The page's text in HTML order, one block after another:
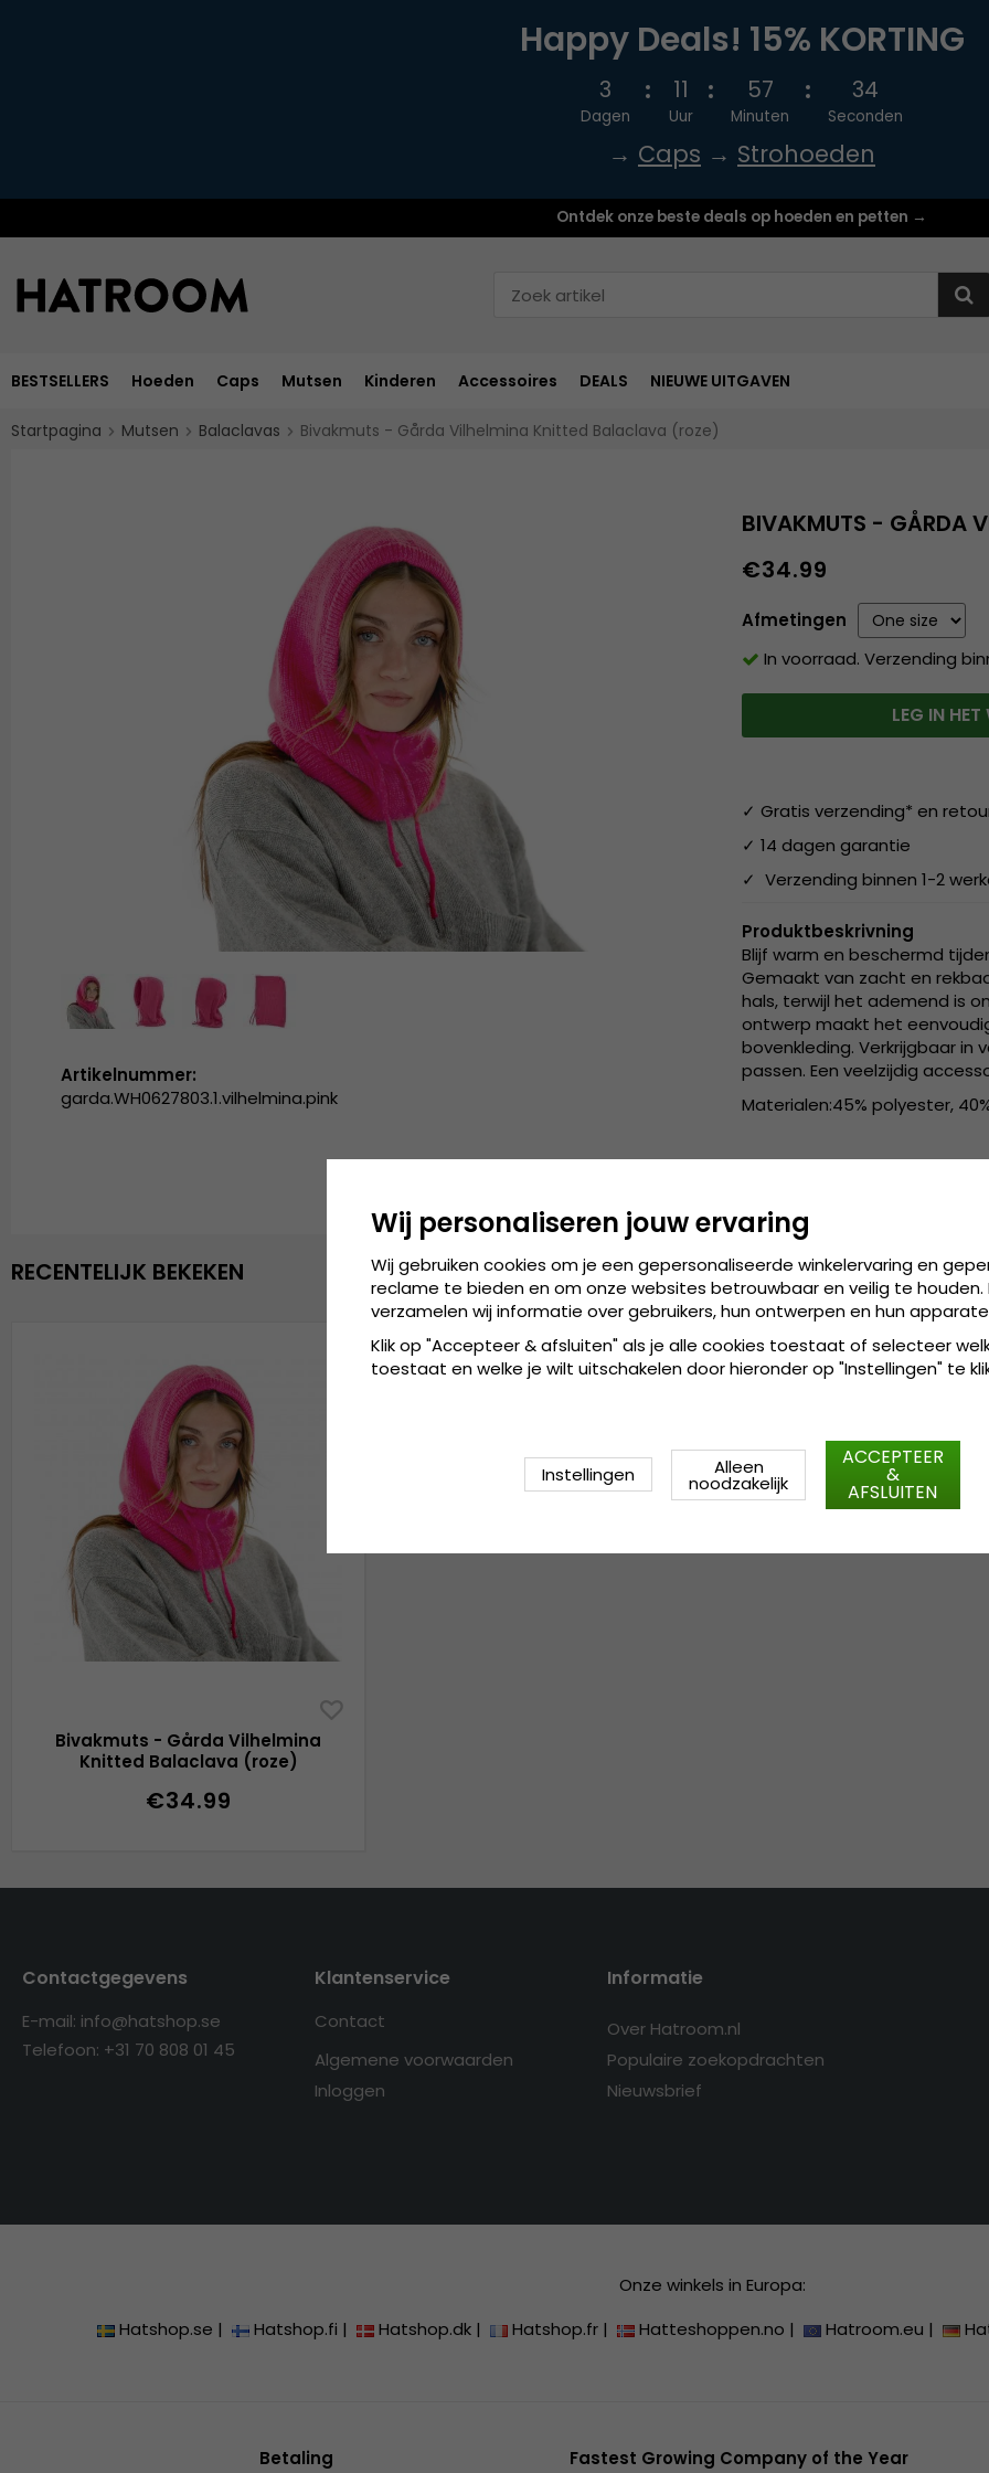
Happy Deals! 15% KORTING
3
Dagen
11
Uur
57
Minuten
33
Seconden
→ Caps → Strohoeden
Ontdek onze beste deals op hoeden en petten →
BESTSELLERS Hoeden Caps Mutsen Kinderen Accessoires DEALS NIEUWE UITGAVEN
Startpagina Mutsen Balaclavas Bivakmuts - Gårda Vilhelmina Knitted Balaclava (roze)
BIVAKMUTS - GÅRDA
€34.99
Afmetingen
In voorraad. Verzending
LEG IN
✓ Gratis verzending* en
✓ 14 dagen garantie
✓ Verzending binnen 1-2
Produktbeskrivning
Blijf warm en beschermd
Gemaakt van zacht en
hals, terwijl het ademend is
ontwerp maakt het
bovenkleding. Verkrijgbaar in
passen. Een veelzijdig
Materialen:45% polyester,
Artikelnummer:
garda.WH0627803.1.vilhelmina.pink
RECENTELIJK BEKEKEN
Bivakmuts - Gårda Vilhelmina
Knitted Balaclava (roze)
€34.99
Contactgegevens
E-mail: info@hatshop.se
Telefoon: +31 70 808 01 45
Klantenservice
Contact
Algemene voorwaarden
Inloggen
Informatie
Over Hatroom.nl
Populaire zoekopdrachten
Nieuwsbrief
Onze winkels in Europa:
Hatshop.se | Hatshop.fi | Hatshop.dk | Hatshop.fr | Hatteshoppen.no | Hatroom.eu |
Betaling Fastest Growing Company of the Year
Wij personaliseren jouw ervaring
Wij gebruiken cookies om je een gepersonaliseerde winkelervaring en
reclame te bieden en om onze websites betrouwbaar en veilig te houden.
verzamelen wij informatie over gebruikers, hun ontwerpen en hun
Klik op "Accepteer & afsluiten" als je alle cookies toestaat of selecteer
toestaat en welke je wilt uitschakelen door hieronder op "Instellingen" te
Instellingen Alleen
noodzakelijk
ACCEPTEER
&
AFSLUITEN